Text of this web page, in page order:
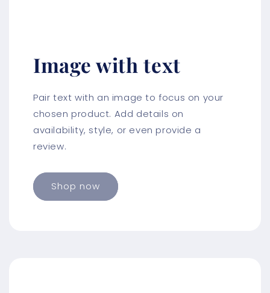
Image with text
Pair text with an image to focus on your
chosen product. Add details on
availability, style, or even provide a
review.
Shop now